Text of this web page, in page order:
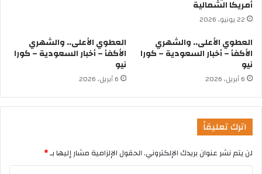
أمريكا الشمالية
22 يونيو، 2026
العطوي الأعلى.. والشهري
الأكفأ – أخبار السعودية – كورا
نيو
6 أبريل، 2026
العطوي الأعلى.. والشهري
الأكفأ – أخبار السعودية – كورا
نيو
6 أبريل، 2026
اترك تعليقاً
لن يتم نشر عنوان بريدك الإلكتروني.الحقول الإلزامية مشار إليها بـ*